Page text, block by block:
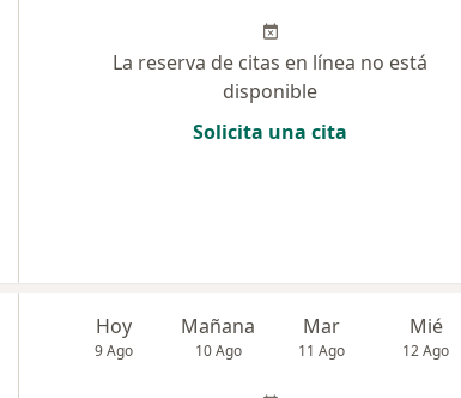
La reserva de citas en línea no está
disponible
Solicita una cita
Hoy
9 Ago
Mañana
10 Ago
Mar
11 Ago
Mié
12 Ago